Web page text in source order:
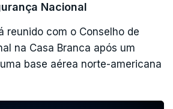
Nacional
reunido com o Conselho de
na Casa Branca após um
base aérea norte-americana